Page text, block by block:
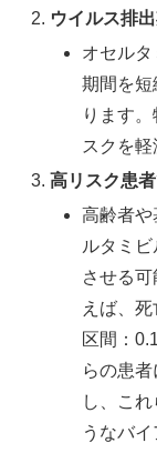
ウイルス排
オセル
期間を
ります
スクを軽
高リスク患
高齢者
ルタミ
させる
えば、
区間：
らの患
し、こ
うなバ